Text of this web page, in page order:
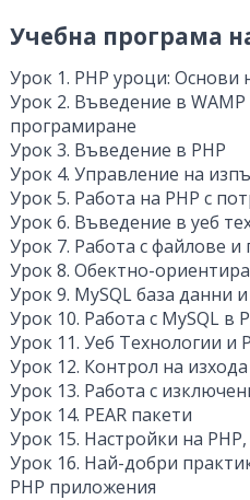
Учебна програма
Урок 1. PHP уроци: Основи
Урок 2. Въведение в WAMP
програмиране
Урок 3. Въведение в PHP
Урок 4. Управление на
Урок 5. Работа на PHP с
Урок 6. Въведение в уеб
Урок 7. Работа с файлове и
Урок 8. Обектно-
Урок 9. MySQL база данни
Урок 10. Работа с MySQL в
Урок 11. Уеб Технологии и
Урок 12. Контрол на изхода
Урок 13. Работа с
Урок 14. PEAR пакети
Урок 15. Настройки на
Урок 16. Най-добри
PHP приложения